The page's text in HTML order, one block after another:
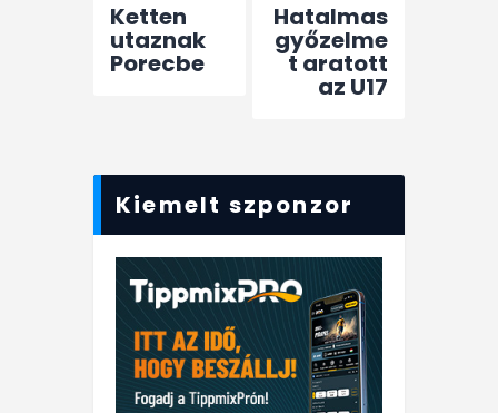
Ketten
utaznak
Porecbe
Hatalmas
győzelme
t aratott
az U17
Kiemelt szponzor